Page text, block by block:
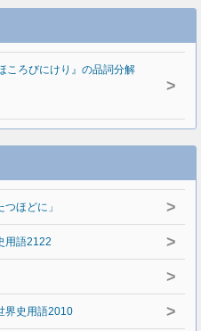
ころびにけり』の品詞分解
>
ほどに」 >
用語2122 >
>
界史用語2010 >